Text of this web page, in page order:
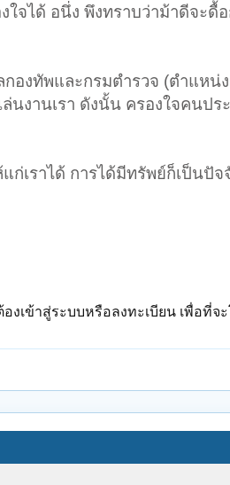
ใจได้ อนึ่ง พึงทราบว่าม้าดีจะดื้
องทัพและกรมตำรวจ (ตำแหน่ง
นงานเรา ดังนั้น ครองใจคนปร
ก่เราได้ การได้มีทรัพย์ก็เป็นปัจ
งเข้าสู่ระบบหรือลงทะเบียน เพื่อที่จ